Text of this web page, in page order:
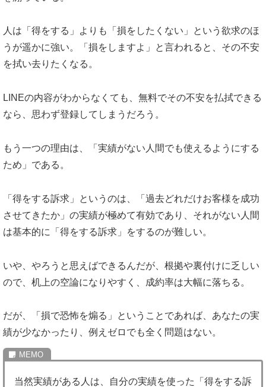
人は「得をする」よりも「損をしたくない」という欲求のほ
うが遥かに強い。「損をしますよ」と言われると、その不安
を拭い去りたくなる。
LINEの内容がわからなくても、無料でその不安を払拭できる
なら、思わず登録してしまうだろう。
もう一つの理由は、「実績がない人間でも使えるようにする
ため」である。
「得をする訴求」というのは、「過去どれだけお客様を成功
させてきたか」の実績が極めて有効であり、それがない人間
は基本的に「得をする訴求」をするのが難しい。
いや、やろうと思えばできるんだが、根拠や裏付けに乏しい
ので、机上の空論になりやすく、成約率は大幅に落ちる。
だが、「損で恐怖を煽る」ということであれば、あなたの実
績が少なかったり、例えゼロでも全く問題はない。
当然実績がある人は、自分の実績を使った「得をする訴